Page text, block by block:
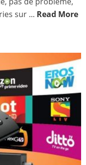
sur ... Read More